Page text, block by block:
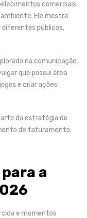
comerciais
Ele mostra
diferentes públicos,
na comunicação
que possui área
e criar ações
da estratégia de
de faturamento.
a
e momentos